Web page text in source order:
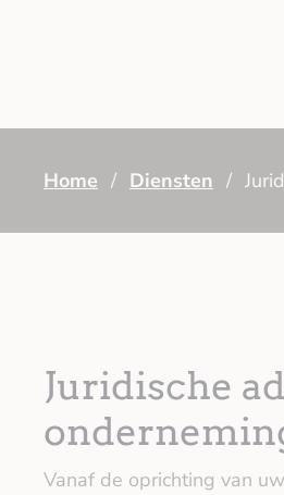
Home / Diensten /
Juridische
Vanaf de oprichting van